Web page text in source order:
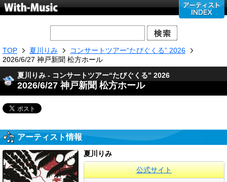
TOP 夏川りみ
コンサートツアー“たびぐくる” 2026
2026/6/27 神戸新聞 松方ホール
夏川りみ - コンサートツアー“たびぐくる” 2026
2026/6/27 神戸新聞 松方ホール
アーティスト情報
夏川りみ
公式サイト